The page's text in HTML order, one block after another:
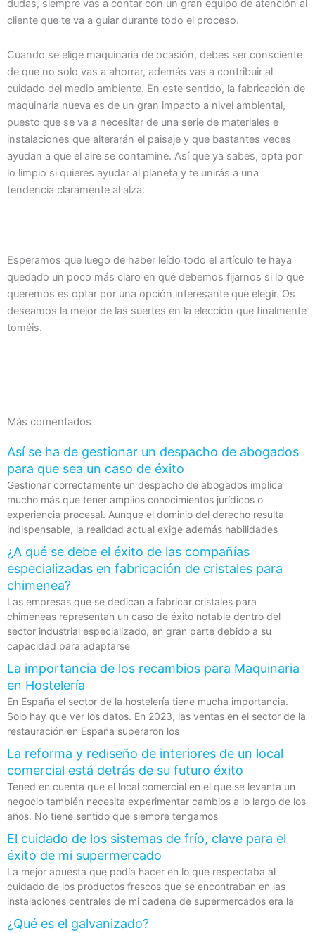
dudas, siempre vas a contar con un gran equipo de atención al
cliente que te va a guiar durante todo el proceso.
Cuando se elige maquinaria de ocasión, debes ser consciente
de que no solo vas a ahorrar, además vas a contribuir al
cuidado del medio ambiente. En este sentido, la fabricación de
maquinaria nueva es de un gran impacto a nivel ambiental,
puesto que se va a necesitar de una serie de materiales e
instalaciones que alterarán el paisaje y que bastantes veces
ayudan a que el aire se contamine. Así que ya sabes, opta por
lo limpio si quieres ayudar al planeta y te unirás a una
tendencia claramente al alza.
Esperamos que luego de haber leído todo el artículo te haya
quedado un poco más claro en qué debemos fijarnos si lo que
queremos es optar por una opción interesante que elegir. Os
deseamos la mejor de las suertes en la elección que finalmente
toméis.
Más comentados
Así se ha de gestionar un despacho de abogados
para que sea un caso de éxito
Gestionar correctamente un despacho de abogados implica
mucho más que tener amplios conocimientos jurídicos o
experiencia procesal. Aunque el dominio del derecho resulta
indispensable, la realidad actual exige además habilidades
¿A qué se debe el éxito de las compañías
especializadas en fabricación de cristales para
chimenea?
Las empresas que se dedican a fabricar cristales para
chimeneas representan un caso de éxito notable dentro del
sector industrial especializado, en gran parte debido a su
capacidad para adaptarse
La importancia de los recambios para Maquinaria
en Hostelería
En España el sector de la hostelería tiene mucha importancia.
Solo hay que ver los datos. En 2023, las ventas en el sector de la
restauración en España superaron los
La reforma y rediseño de interiores de un local
comercial está detrás de su futuro éxito
Tened en cuenta que el local comercial en el que se levanta un
negocio también necesita experimentar cambios a lo largo de los
años. No tiene sentido que siempre tengamos
El cuidado de los sistemas de frío, clave para el
éxito de mi supermercado
La mejor apuesta que podía hacer en lo que respectaba al
cuidado de los productos frescos que se encontraban en las
instalaciones centrales de mi cadena de supermercados era la
¿Qué es el galvanizado?